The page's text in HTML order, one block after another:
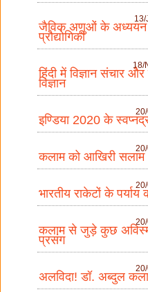
13/
जैविक अणुओं के अध्ययन
प्रौद्योगिकी
18/
हिंदी में विज्ञान संचार और
विज्ञान
इण्डिया 2020 के
कलाम को आखिरी सलाम
भारतीय राकेटों के पर्याय
कलाम से जुड़े कुछ
प्रसंग
अलविदा! डॉ. अब्दुल